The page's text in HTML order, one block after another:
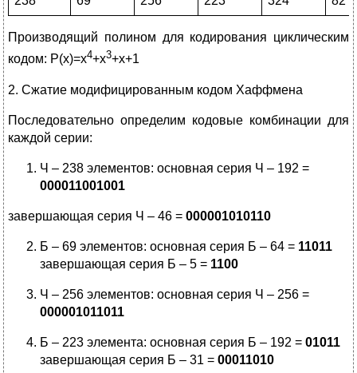
Производящий полином для кодирования циклическим
кодом: Р(х)=х4+х3+x+1
2. Сжатие модифицированным кодом Хаффмена
Последовательно определим кодовые комбинации для
каждой серии:
Ч – 238 элементов: основная серия Ч – 192 =
000011001001
завершающая серия Ч – 46 = 000001010110
Б – 69 элементов: основная серия Б – 64 = 11011
завершающая серия Б – 5 = 1100
Ч – 256 элементов: основная серия Ч – 256 =
000001011011
Б – 223 элемента: основная серия Б – 192 = 01011
завершающая серия Б – 31 = 00011010